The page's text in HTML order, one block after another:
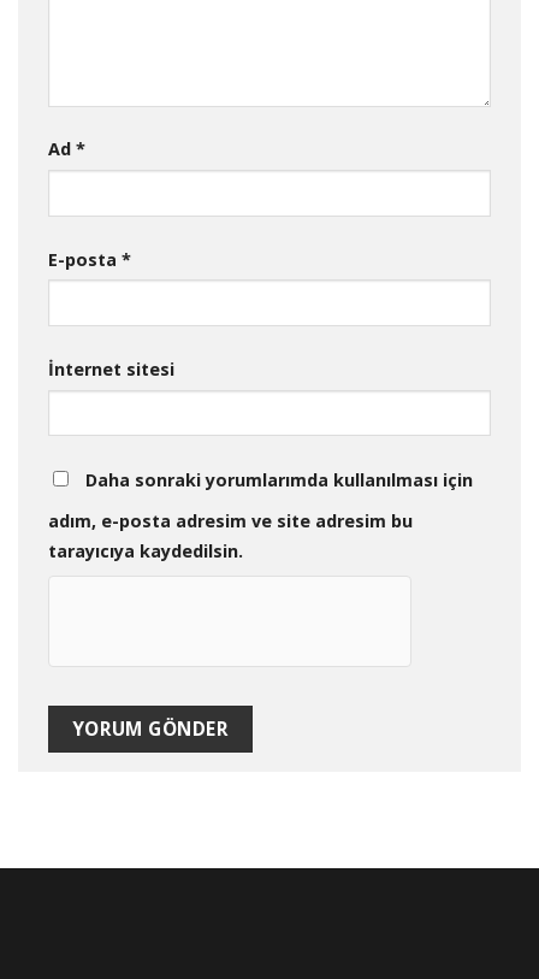
Ad *
E-posta *
İnternet sitesi
Daha sonraki yorumlarımda kullanılması için
adım, e-posta adresim ve site adresim bu
tarayıcıya kaydedilsin.